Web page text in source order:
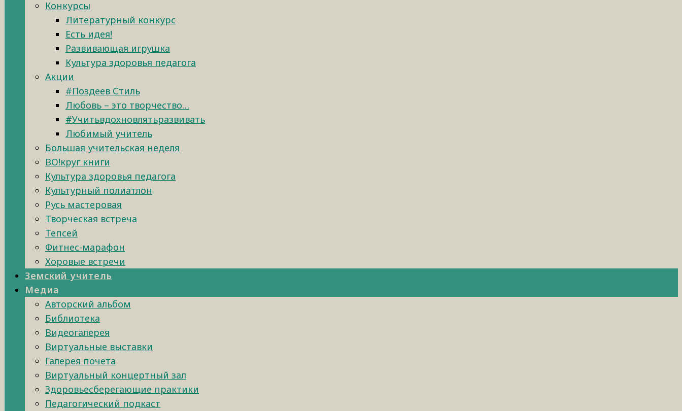
Конкурсы
Литературный конкурс
Есть идея!
Развивающая игрушка
Культура здоровья педагога
Акции
#Поздеев Стиль
Любовь – это творчество…
#Учитьвдохновлятьразвивать
Любимый учитель
Большая учительская неделя
ВО!круг книги
Культура здоровья педагога
Культурный полиатлон
Русь мастеровая
Творческая встреча
Тепсей
Фитнес-марафон
Хоровые встречи
Земский учитель
Медиа
Авторский альбом
Библиотека
Видеогалерея
Виртуальные выставки
Галерея почета
Виртуальный концертный зал
Здоровьесберегающие практики
Педагогический подкаст